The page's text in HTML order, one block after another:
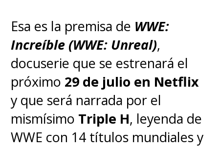
Esa es la premisa de WWE:
Increíble (WWE: Unreal),
docuserie que se estrenará el
próximo 29 de julio en Netflix
y que será narrada por el
mismísimo Triple H, leyenda de
WWE con 14 títulos mundiales y